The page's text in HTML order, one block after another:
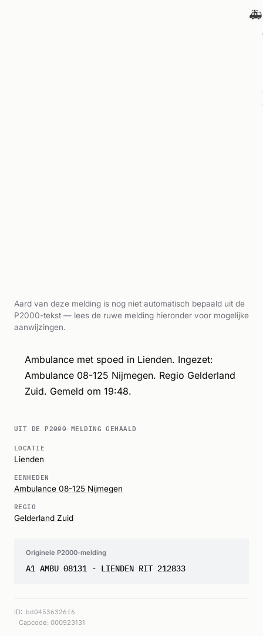
🚑
Aard van deze melding is nog niet automatisch bepaald uit de
P2000-tekst — lees de ruwe melding hieronder voor mogelijke
aanwijzingen.
Ambulance met spoed in Lienden. Ingezet:
Ambulance 08-125 Nijmegen. Regio Gelderland
Zuid. Gemeld om 19:48.
UIT DE P2000-MELDING GEHAALD
LOCATIE
Lienden
EENHEDEN
Ambulance 08-125 Nijmegen
REGIO
Gelderland Zuid
Originele P2000-melding
A1 AMBU 08131 - LIENDEN RIT 212833
ID: bd04536326f6
Capcode: 000923131